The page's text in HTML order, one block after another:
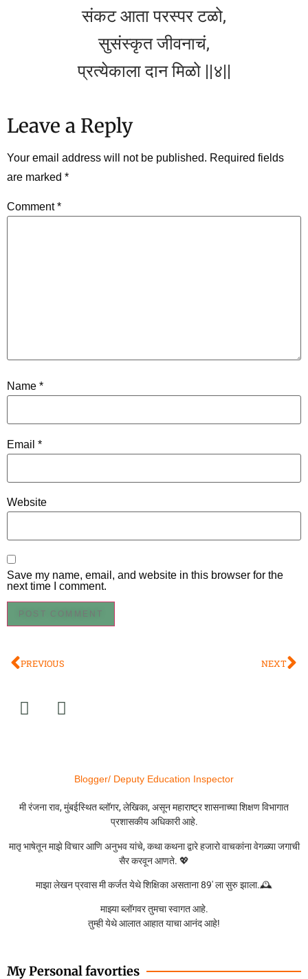
संकट आता परस्पर टळो,
सुसंस्कृत जीवनाचं,
प्रत्येकाला दान मिळो ||४||
Leave a Reply
Your email address will not be published. Required fields
are marked *
Comment*
Name *
Email *
Website
Save my name, email, and website in this browser for the
next time I comment.
PREVIOUS NEXT
Blogger/ Deputy Education Inspector
मी रंजना राव, मुंबईस्थित ब्लॉगर, लेखिका, असून महाराष्ट्र शासनाच्या शिक्षण विभागात
प्रशासकीय अधिकारी आहे.
मातृ भाषेतून माझे विचार आणि अनुभव यांचे, कथा कथना द्वारे हजारो वाचकांना वेगळ्या जगाची
सैर करवून आणते. 💖
माझा लेखन प्रवास मी कर्जत येथे शिक्षिका असताना 89′ ला सुरु झाला.🕰️
माझ्या ब्लॉगवर तुमचा स्वागत आहे.
तुम्ही येथे आलात आहात याचा आनंद आहे!
My Personal favorties